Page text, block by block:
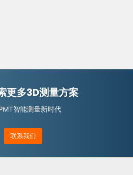
更多3D测量方案
智能测量新时代
联系我们